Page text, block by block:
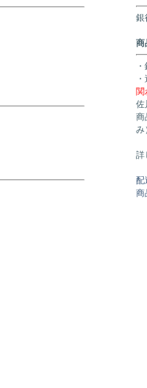
銀
商
関
佐
商
み
詳
配
商